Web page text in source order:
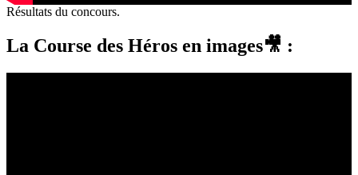
Résultats du concours.
La Course des Héros en images🎥 :